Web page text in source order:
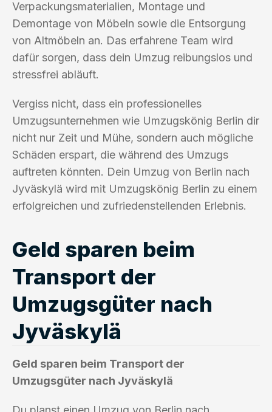
Verpackungsmaterialien, Montage und
Demontage von Möbeln sowie die Entsorgung
von Altmöbeln an. Das erfahrene Team wird
dafür sorgen, dass dein Umzug reibungslos und
stressfrei abläuft.
Vergiss nicht, dass ein professionelles
Umzugsunternehmen wie Umzugskönig Berlin dir
nicht nur Zeit und Mühe, sondern auch mögliche
Schäden erspart, die während des Umzugs
auftreten könnten. Dein Umzug von Berlin nach
Jyväskylä wird mit Umzugskönig Berlin zu einem
erfolgreichen und zufriedenstellenden Erlebnis.
Geld sparen beim
Transport der
Umzugsgüter nach
Jyväskylä
Geld sparen beim Transport der
Umzugsgüter nach Jyväskylä